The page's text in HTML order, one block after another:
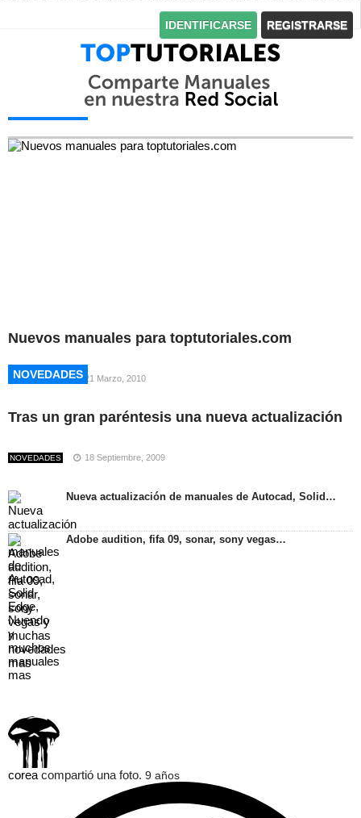
IDENTIFICARSE REGISTRARSE
Nuevos manuales para toptutoriales.com
NOVEDADES 21 Marzo, 2010
Tras un gran paréntesis una nueva actualización
NOVEDADES 18 Septiembre, 2009
NOVEDADES
NOVEDADES
Nueva actualización de manuales de Autocad, Solid…
Adobe audition, fifa 09, sonar, sony vegas…
corea compartió una foto. 9 años